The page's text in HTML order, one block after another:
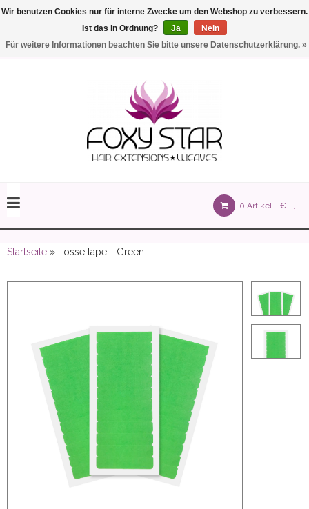
Einstellungen
0 Artikel - €--,--
150 gram)
20 inch | Luxe & Natuurlijk Volume
Startseite » Losse tape - Green
Wir benutzen Cookies nur für interne Zwecke um den Webshop zu verbessern.
Ist das in Ordnung?
Ja
Nein
Für weitere Informationen beachten Sie bitte unsere Datenschutzerklärung. »